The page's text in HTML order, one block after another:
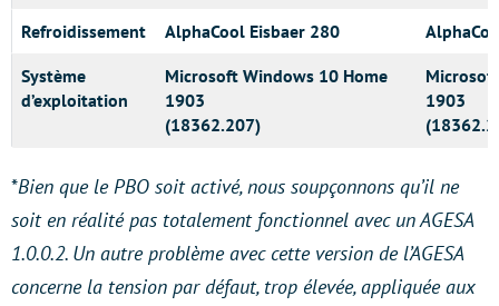
Refroidissement
AlphaCool Eisbaer 280
Système
d’exploitation
Microsoft Windows 10 Home
1903
(18362.207)
1903
*Bien que le PBO soit activé, nous soupçonnons qu’il ne
soit en réalité pas totalement fonctionnel avec un AGESA
1.0.0.2. Un autre problème avec cette version de l’AGESA
concerne la tension par défaut, trop élevée, appliquée aux